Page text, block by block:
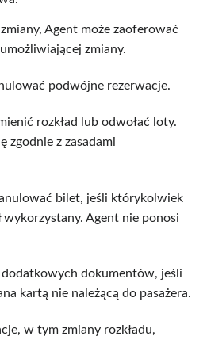
Agent może zaoferować
zmiany.
podwójne rezerwacje.
rozkład lub odwołać loty.
zgodnie z zasadami
bilet, jeśli którykolwiek
wykorzystany. Agent nie ponosi
dodatkowych dokumentów, jeśli
kartą nie należącą do pasażera.
w tym zmiany rozkładu,